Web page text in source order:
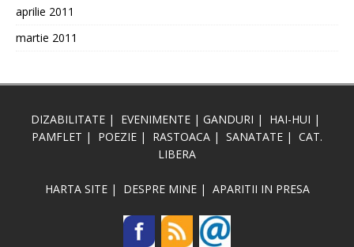
aprilie 2011
martie 2011
DIZABILITATE | EVENIMENTE | GANDURI | HAI-HUI |
PAMFLET | POEZIE | RASTOACA | SANATATE | CAT.
LIBERA
HARTA SITE| DESPRE MINE| APARITII IN PRESA